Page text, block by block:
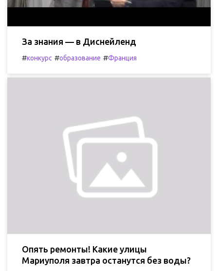
За знания — в Диснейленд
#конкурс #образование #Франция
Опять ремонты! Какие улицы
Мариуполя завтра останутся без воды?